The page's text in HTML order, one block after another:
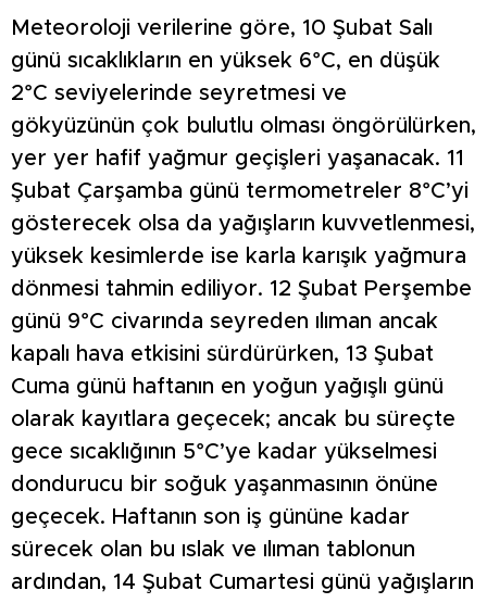
Meteoroloji verilerine göre, 10 Şubat Salı
günü sıcaklıkların en yüksek 6°C, en düşük
2°C seviyelerinde seyretmesi ve
gökyüzünün çok bulutlu olması öngörülürken,
yer yer hafif yağmur geçişleri yaşanacak. 11
Şubat Çarşamba günü termometreler 8°C’yi
gösterecek olsa da yağışların kuvvetlenmesi,
yüksek kesimlerde ise karla karışık yağmura
dönmesi tahmin ediliyor. 12 Şubat Perşembe
günü 9°C civarında seyreden ılıman ancak
kapalı hava etkisini sürdürürken, 13 Şubat
Cuma günü haftanın en yoğun yağışlı günü
olarak kayıtlara geçecek; ancak bu süreçte
gece sıcaklığının 5°C’ye kadar yükselmesi
dondurucu bir soğuk yaşanmasının önüne
geçecek. Haftanın son iş gününe kadar
sürecek olan bu ıslak ve ılıman tablonun
ardından, 14 Şubat Cumartesi günü yağışların